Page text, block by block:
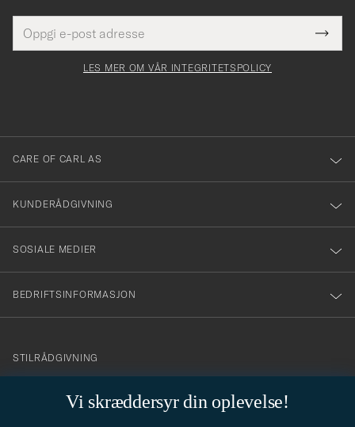
Vi skræddersyr din oplevelse!
postadresse
felt
Tack
för
dig
till
vårt
nyhetsbrev!
LES MER OM VÅR INTEGRITETSPOLICY
CARE OF CARL AS
KUNDERÅDGIVNING
SOSIALE MEDIER
BEDRIFTSINFORMASJON
info@careofcarl.no
STILRÅDGIVNING